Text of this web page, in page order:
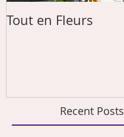
Tout en Fleurs
Recent Posts